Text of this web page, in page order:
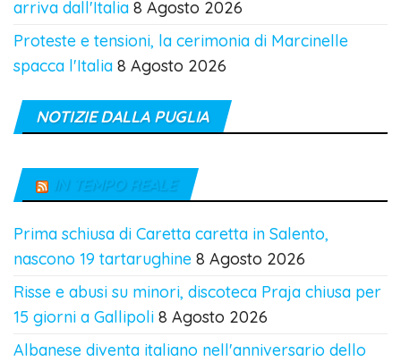
arriva dall'Italia 8 Agosto 2026
Proteste e tensioni, la cerimonia di Marcinelle
spacca l'Italia 8 Agosto 2026
NOTIZIE DALLA PUGLIA
IN TEMPO REALE
Prima schiusa di Caretta caretta in Salento,
nascono 19 tartarughine 8 Agosto 2026
Risse e abusi su minori, discoteca Praja chiusa per
15 giorni a Gallipoli 8 Agosto 2026
Albanese diventa italiano nell'anniversario dello